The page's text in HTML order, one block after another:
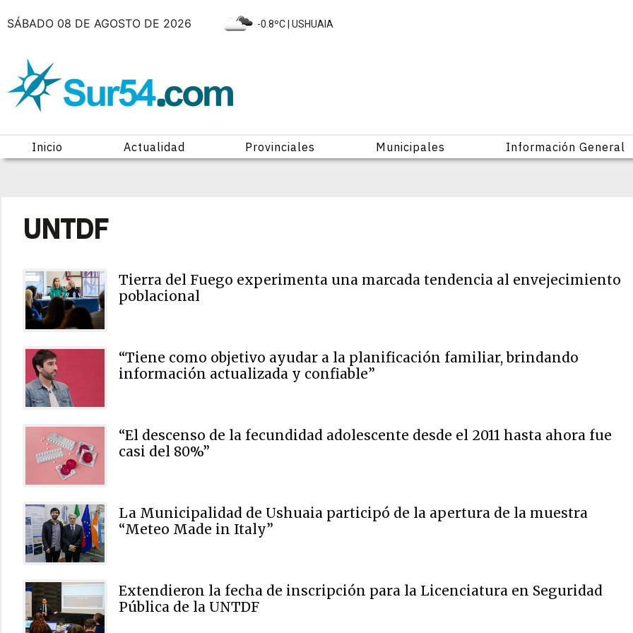
SÁBADO 08 DE AGOSTO DE 2026 -0.8ºC | USHUAIA
Inicio Actualidad Provinciales Municipales Información General
UNTDF
Tierra del Fuego experimenta una marcada tendencia al envejecimiento
poblacional
“Tiene como objetivo ayudar a la planificación familiar, brindando
información actualizada y confiable”
“El descenso de la fecundidad adolescente desde el 2011 hasta ahora fue
casi del 80%”
La Municipalidad de Ushuaia participó de la apertura de la muestra
“Meteo Made in Italy”
Extendieron la fecha de inscripción para la Licenciatura en Seguridad
Pública de la UNTDF